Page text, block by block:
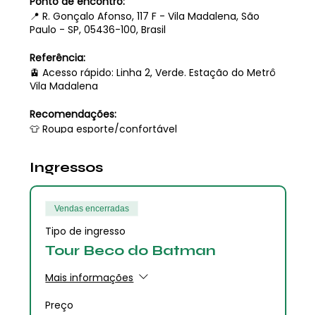
📍 R. Gonçalo Afonso, 117 F - Vila Madalena, São
Paulo - SP, 05436-100, Brasil
Referência:
🚊 Acesso rápido: Linha 2, Verde. Estação do Metrô
Vila Madalena
Recomendações:
👕 Roupa esporte/confortável
Idioma:
🗣 Portguês
Estamos te esperando para um momento único de
arte, compartilhamento de experiências e
diversão!😀
Ingressos
Vendas encerradas
Tipo de ingresso
Tour Beco do Batman
Mais informações
Preço